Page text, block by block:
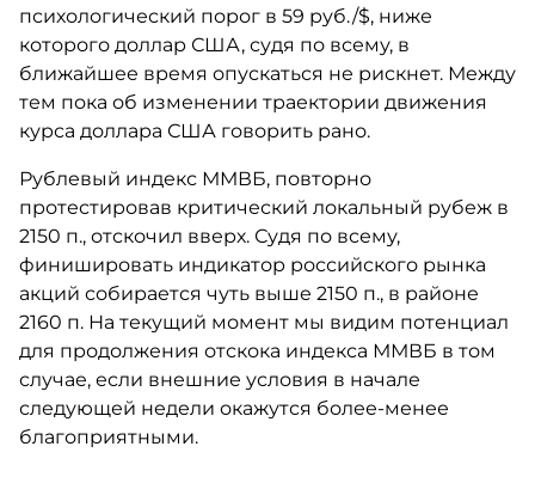
психологический порог в 59 руб./$, ниже
которого доллар США, судя по всему, в
ближайшее время опускаться не рискнет. Между
тем пока об изменении траектории движения
курса доллара США говорить рано.
Рублевый индекс ММВБ, повторно
протестировав критический локальный рубеж в
2150 п., отскочил вверх. Судя по всему,
финишировать индикатор российского рынка
акций собирается чуть выше 2150 п., в районе
2160 п. На текущий момент мы видим потенциал
для продолжения отскока индекса ММВБ в том
случае, если внешние условия в начале
следующей недели окажутся более-менее
благоприятными.